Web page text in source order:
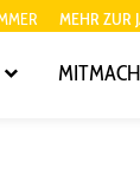
MEHR ZUR